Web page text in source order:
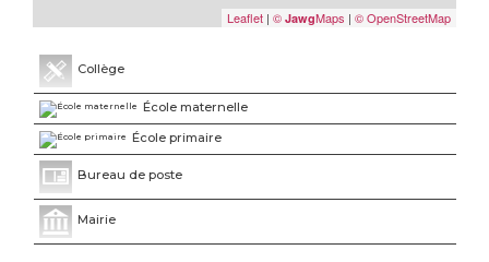
Leaflet | © JawgMaps | © OpenStreetMap
Collège
École maternelle
École primaire
Bureau de poste
Mairie